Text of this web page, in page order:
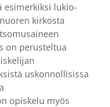
esimerkiksi lukio-
kirkosta
on perusteltua
uskonnollisissa
opiskelu myös